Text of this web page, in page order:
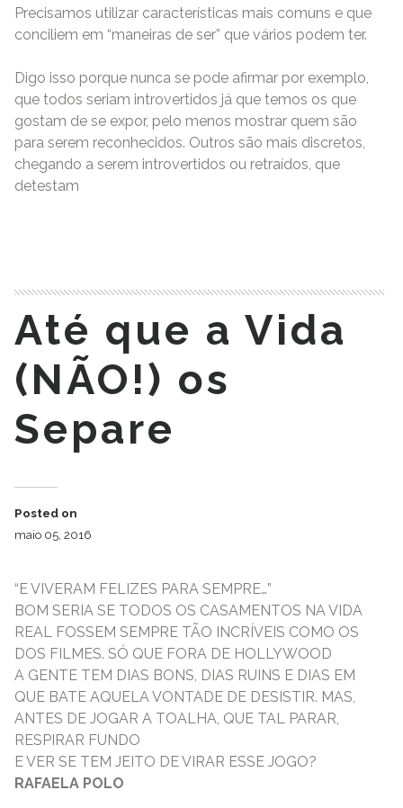
Precisamos utilizar características mais comuns e que
conciliem em “maneiras de ser” que vários podem ter.
Digo isso porque nunca se pode afirmar por exemplo,
que todos seriam introvertidos já que temos os que
gostam de se expor, pelo menos mostrar quem são
para serem reconhecidos. Outros são mais discretos,
chegando a serem introvertidos ou retraídos, que
detestam
Até que a Vida
(NÃO!) os
Separe
Posted on
maio 05, 2016
“E VIVERAM FELIZES PARA SEMPRE…”
BOM SERIA SE TODOS OS CASAMENTOS NA VIDA
REAL FOSSEM SEMPRE TÃO INCRÍVEIS COMO OS
DOS FILMES. SÓ QUE FORA DE HOLLYWOOD
A GENTE TEM DIAS BONS, DIAS RUINS E DIAS EM
QUE BATE AQUELA VONTADE DE DESISTIR. MAS,
ANTES DE JOGAR A TOALHA, QUE TAL PARAR,
RESPIRAR FUNDO
E VER SE TEM JEITO DE VIRAR ESSE JOGO?
RAFAELA POLO